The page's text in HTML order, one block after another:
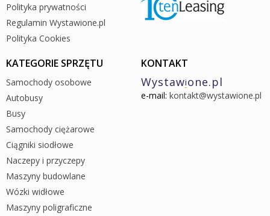
Polityka prywatności
Regulamin Wystawione.pl
Polityka Cookies
KATEGORIE SPRZĘTU
Samochody osobowe
Autobusy
Busy
Samochody ciężarowe
Ciągniki siodłowe
Naczepy i przyczepy
Maszyny budowlane
Wózki widłowe
Maszyny poligraficzne
KONTAKT
Wystawione.pl
e-mail: kontakt@wystawione.pl